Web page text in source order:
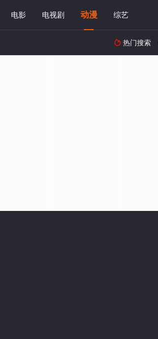
电影 电视剧 动漫 综艺
 热门搜索